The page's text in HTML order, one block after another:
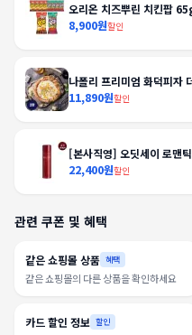
오리온 치즈뿌린 치킨팝
8,900원할인
나폴리 프리미엄 화덕피
11,890원할인
[본사직영] 오딧세이 로맨
22,400원할인
관련 쿠폰 및 혜택
같은 쇼핑몰 상품 혜택
같은 쇼핑몰의 다른 상품을 확인하세요
카드 할인 정보 할인